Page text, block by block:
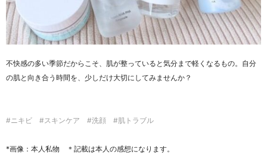
不快感の多い季節だからこそ、肌が整っていると気分まで軽くなるもの。 自分
の肌と向き合う時間を、少しだけ大切にしてみませんか？
#ニキビ #スキンケア #洗顔 #肌トラブル
*画像：本人私物 ＊記載は本人の感想になります。